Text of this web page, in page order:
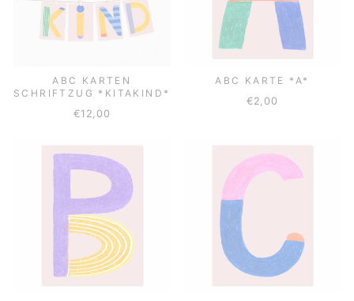
ABC KARTEN
SCHRIFTZUG *KITAKIND*
€12,00
ABC KARTE *A*
€2,00